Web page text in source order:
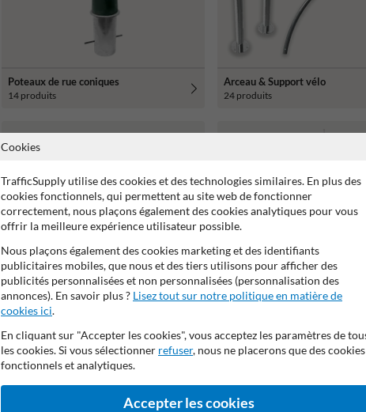
Poteaux de rue coniques
14 produits
Arceau & Support vélo
24 produits
Accessoires
10 produits
Limiteurs de hauteur de
14 produits
Cookies
TrafficSupply utilise des cookies et des technologies similaires. En plus des
cookies fonctionnels, qui permettent au site web de fonctionner
correctement, nous plaçons également des cookies analytiques pour vous
offrir la meilleure expérience utilisateur possible.
Nous plaçons également des cookies marketing et des identifiants
publicitaires mobiles, que nous et des tiers utilisons pour afficher des
publicités personnalisées et non personnalisées (personnalisation des
annonces). En savoir plus ? Lisez tout sur notre politique en matière de
cookies ici.
En cliquant sur "Accepter les cookies", vous acceptez les paramètres de
les cookies. Si vous sélectionner refuser, nous ne placerons que des cookies
fonctionnels et analytiques.
Accepter les cookies